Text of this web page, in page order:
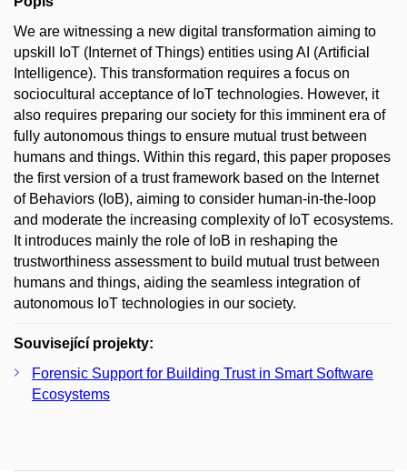
We are witnessing a new digital transformation aiming to
upskill IoT (Internet of Things) entities using AI (Artificial
Intelligence). This transformation requires a focus on
sociocultural acceptance of IoT technologies. However, it
also requires preparing our society for this imminent era of
fully autonomous things to ensure mutual trust between
humans and things. Within this regard, this paper proposes
the first version of a trust framework based on the Internet
of Behaviors (IoB), aiming to consider human-in-the-loop
and moderate the increasing complexity of IoT ecosystems.
It introduces mainly the role of IoB in reshaping the
trustworthiness assessment to build mutual trust between
humans and things, aiding the seamless integration of
autonomous IoT technologies in our society.
Související projekty:
Forensic Support for Building Trust in Smart Software
Ecosystems